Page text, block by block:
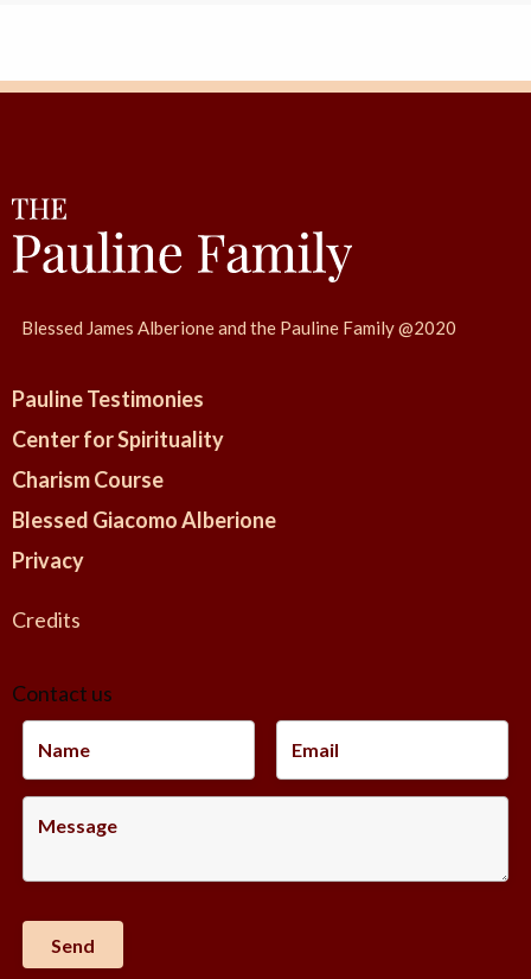
t
i
g
a
n
Blessed James Alberione and the Pauline Family @2020
Pauline Testimonies
Center for Spirituality
Charism Course
Blessed Giacomo Alberione
Privacy
Credits
Contact us